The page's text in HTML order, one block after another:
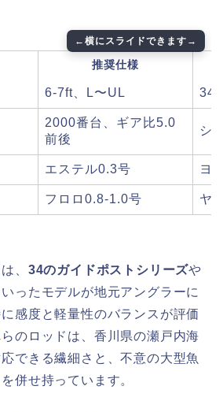
推奨仕様
6-7ft、L〜UL 34
2000番台、ギア比5.0
前後
シ
エステル0.3号 ヨ
フロロ0.8-1.0号 ヤ
、 34のガイドポストシリーズや
いったモデルが地元アングラーに
感度と軽量性のバランスが評価
のロッドは、香川県の瀬戸内海
できる繊細さと、不意の大型魚
併せ持っています。